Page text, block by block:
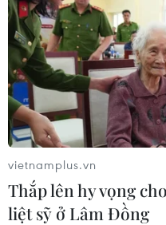
vietnamplus.vn
Thắp lên hy vọng
liệt sỹ ở Lâm Đồng